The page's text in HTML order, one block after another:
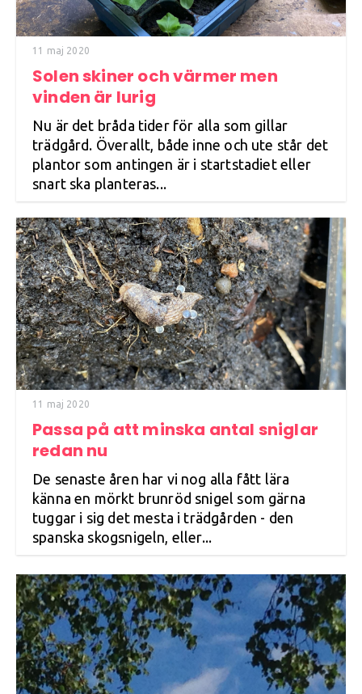
11 maj 2020
Solen skiner och värmer men
vinden är lurig
Nu är det bråda tider för alla som gillar
trädgård. Överallt, både inne och ute står det
plantor som antingen är i startstadiet eller
snart ska planteras...
11 maj 2020
Passa på att minska antal sniglar
redan nu
De senaste åren har vi nog alla fått lära
känna en mörkt brunröd snigel som gärna
tuggar i sig det mesta i trädgården - den
spanska skogsnigeln, eller...